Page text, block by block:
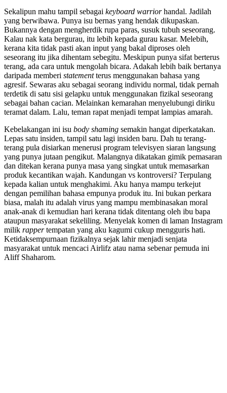
Sekalipun mahu tampil sebagai keyboard warriorhandal. Jadilah
yang berwibawa. Punya isu bernas yang hendak dikupaskan.
Bukannya dengan mengherdik rupa paras, susuk tubuh seseorang.
Kalau nak kata bergurau, itu lebih kepada gurau kasar. Melebih,
kerana kita tidak pasti akan input yang bakal diproses oleh
seseorang itu jika dihentam sebegitu. Meskipun punya sifat berterus
terang, ada cara untuk mengolah bicara. Adakah lebih baik bertanya
daripada memberi statementterus menggunakan bahasa yang
agresif. Sewaras aku sebagai seorang individu normal, tidak pernah
terdetik di satu sisi gelapku untuk menggunakan fizikal seseorang
sebagai bahan cacian. Melainkan kemarahan menyelubungi diriku
teramat dalam. Lalu, teman rapat menjadi tempat lampias amarah.
Kebelakangan ini isu body shaming semakin hangat diperkatakan.
Lepas satu insiden, tampil satu lagi insiden baru. Dah tu terang-
terang pula disiarkan menerusi program televisyen siaran langsung
yang punya jutaan pengikut. Malangnya dikatakan gimik pemasaran
dan ditekan kerana punya masa yang singkat untuk memasarkan
produk kecantikan wajah. Kandungan vs kontroversi? Terpulang
kepada kalian untuk menghakimi. Aku hanya mampu terkejut
dengan pemilihan bahasa empunya produk itu. Ini bukan perkara
biasa, malah itu adalah virus yang mampu membinasakan moral
anak-anak di kemudian hari kerana tidak ditentang oleh ibu bapa
ataupun masyarakat sekeliling. Menyelak komen di laman Instagram
milik rappertempatan yang aku kagumi cukup mengguris hati.
Ketidaksempurnaan fizikalnya sejak lahir menjadi senjata
masyarakat untuk mencaci Airlifz atau nama sebenar pemuda ini
Aliff Shaharom.